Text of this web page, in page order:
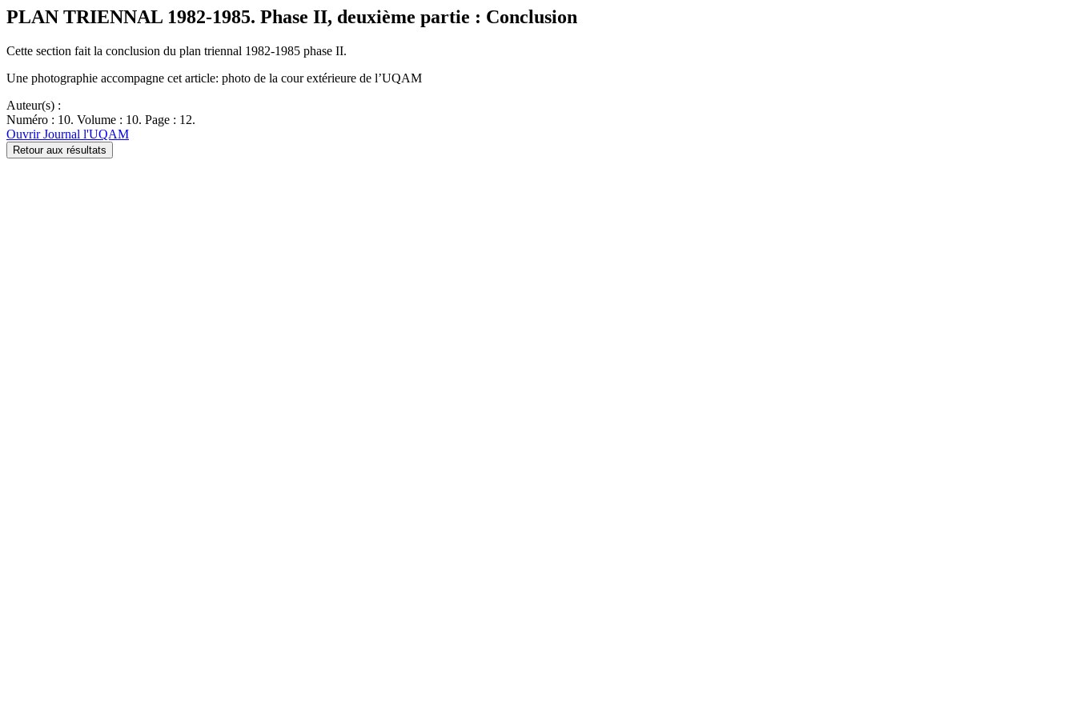
PLAN TRIENNAL 1982-1985. Phase II, deuxième partie : Conclusion
Cette section fait la conclusion du plan triennal 1982-1985 phase II.
Une photographie accompagne cet article: photo de la cour extérieure de l’UQAM
Auteur(s) :
Numéro : 10. Volume : 10. Page : 12.
Ouvrir Journal l'UQAM
Retour aux résultats